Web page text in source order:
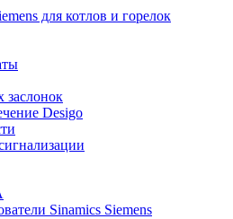
для котлов и горелок
Desigo
Sinamics Siemens